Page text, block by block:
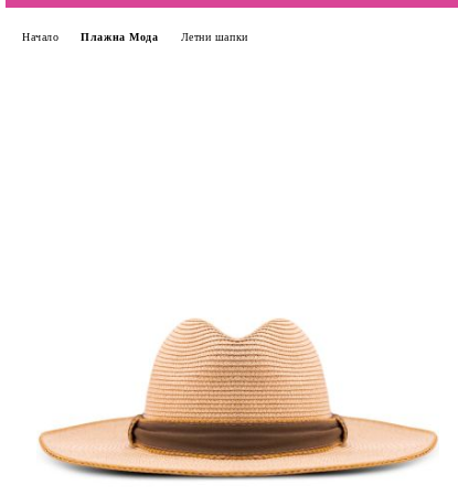
Начало Плажна Мода Летни шапки